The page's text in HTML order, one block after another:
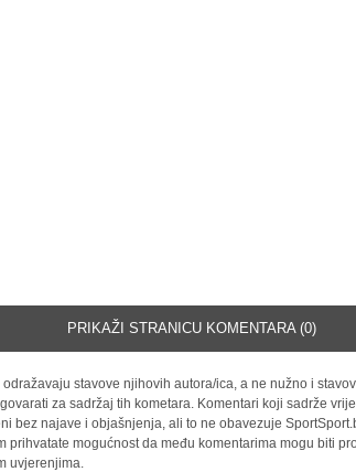
PRIKAŽI STRANICU KOMENTARA (0)
odražavaju stavove njihovih autora/ica, a ne nužno i
za sadržaj tih kometara. Komentari koji sadrže
bez najave i objašnjenja, ali to ne obavezuje
prihvatate mogućnost da među komentarima mogu biti
uvjerenjima.